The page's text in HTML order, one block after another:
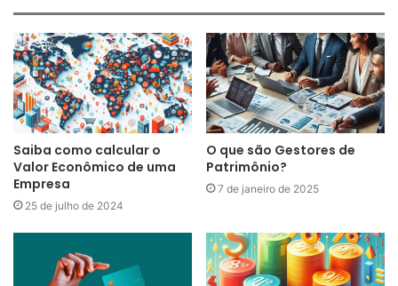
Saiba como calcular o
Valor Econômico de uma
Empresa
25 de julho de 2024
O que são Gestores de
Patrimônio?
7 de janeiro de 2025